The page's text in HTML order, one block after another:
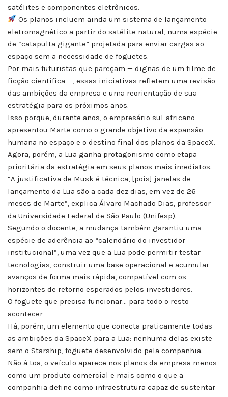
satélites e componentes eletrônicos.
Os planos incluem ainda um sistema de lançamento
eletromagnético a partir do satélite natural, numa espécie
de “catapulta gigante” projetada para enviar cargas ao
espaço sem a necessidade de foguetes.
Por mais futuristas que pareçam — dignas de um filme de
ficção científica —, essas iniciativas refletem uma revisão
das ambições da empresa e uma reorientação de sua
estratégia para os próximos anos.
Isso porque, durante anos, o empresário sul-africano
apresentou Marte como o grande objetivo da expansão
humana no espaço e o destino final dos planos da SpaceX.
Agora, porém, a Lua ganha protagonismo como etapa
prioritária da estratégia em seus planos mais imediatos.
“A justificativa de Musk é técnica, [pois] janelas de
lançamento da Lua são a cada dez dias, em vez de 26
meses de Marte”, explica Álvaro Machado Dias, professor
da Universidade Federal de São Paulo (Unifesp).
Segundo o docente, a mudança também garantiu uma
espécie de aderência ao “calendário do investidor
institucional”, uma vez que a Lua pode permitir testar
tecnologias, construir uma base operacional e acumular
avanços de forma mais rápida, compatível com os
horizontes de retorno esperados pelos investidores.
O foguete que precisa funcionar… para todo o resto
acontecer
Há, porém, um elemento que conecta praticamente todas
as ambições da SpaceX para a Lua: nenhuma delas existe
sem o Starship, foguete desenvolvido pela companhia.
Não à toa, o veículo aparece nos planos da empresa menos
como um produto comercial e mais como o que a
companhia define como infraestrutura capaz de sustentar